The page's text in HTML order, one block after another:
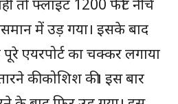
तो फ्लाइट 1200 फीट नीचे
में उड़ गया। इसके बाद
एयरपोर्ट का चक्कर लगाया
की कोशिश की। इस बार